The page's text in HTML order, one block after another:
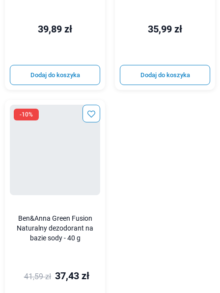
39,89 zł
Dodaj do koszyka
35,99 zł
Dodaj do koszyka
-10%
Ben&Anna Green Fusion
Naturalny dezodorant na
bazie sody - 40 g
41,59 zł 37,43 zł